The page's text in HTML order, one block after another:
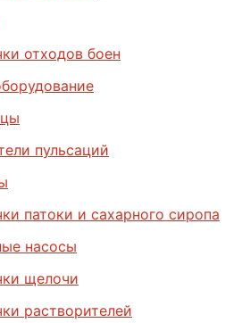
отходов боен
пульсаций
патоки и сахарного сиропа
насосы
щелочи
растворителей